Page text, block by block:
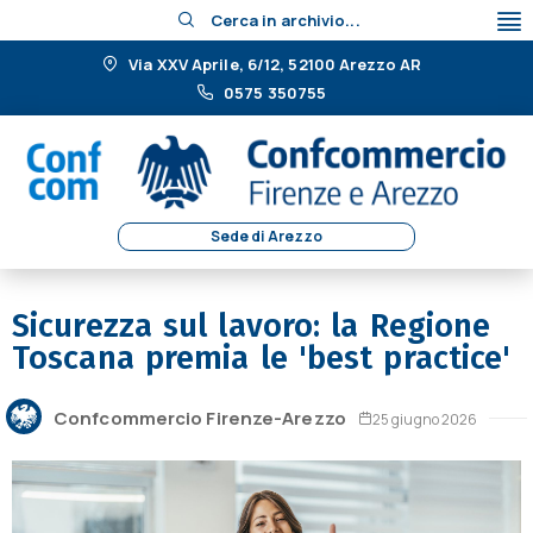
Cerca in archivio...
Via XXV Aprile, 6/12, 52100 Arezzo AR
0575 350755
Sede di Arezzo
Sicurezza sul lavoro: la Regione
Toscana premia le 'best practice'
Confcommercio Firenze-Arezzo 25 giugno 2026